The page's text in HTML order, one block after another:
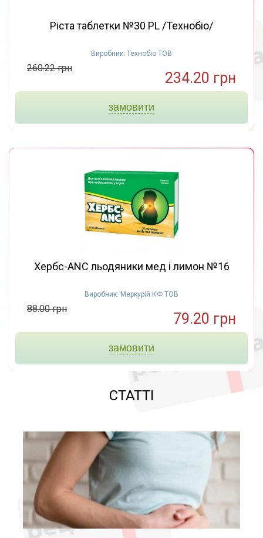
Ріста таблетки №30 PL /Технобіо/
Виробник: Технобіо ТОВ
260.22 грн
234.20 грн
замовити
Хербс-ANC льодяники мед і лимон №16
Виробник: Меркурій КФ ТОВ
88.00 грн
79.20 грн
замовити
СТАТТІ